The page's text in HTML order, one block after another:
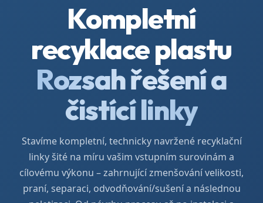
Kompletní
recyklace plastu
Rozsah řešení a
čistící linky
Stavíme kompletní, technicky navržené recyklační
linky šité na míru vašim vstupním surovinám a
cílovému výkonu – zahrnující zmenšování velikosti,
praní, separaci, odvodňování/sušení a následnou